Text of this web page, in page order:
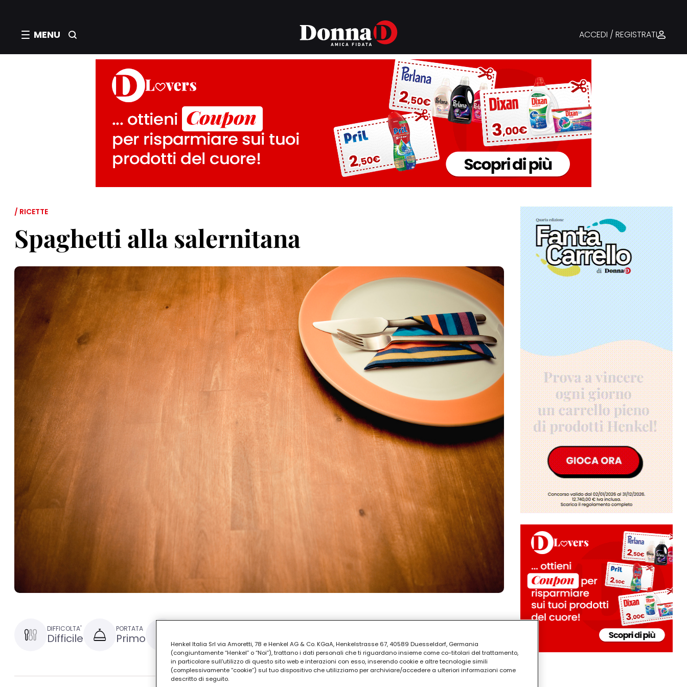
MENU ACCEDI / REGISTRATI
/ RICETTE
Spaghetti alla salernitana
DIFFICOLTA'
Difficile
PORTATA
Primo 1 ora e 30
Henkel Italia Srl via Amoretti, 78 e Henkel AG & Co. KGaA, Henkelstrasse 67, 40589 Duesseldorf, Germania
(congiuntamente “Henkel” o “Noi”), trattano i dati personali che ti riguardano insieme come co-titolari del trattamento,
in particolare sull'utilizzo di questo sito web e interazioni con esso, inserendo cookie e altre tecnologie simili
(complessivamente “cookie”) sul tuo dispositivo che utilizziamo per archiviare/accedere a ulteriori informazioni come
descritto di seguito.